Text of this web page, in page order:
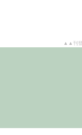
▲▲刊登